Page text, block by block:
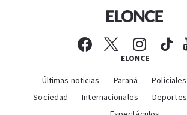
ELONCE
Últimas noticias Paraná Policiales
Sociedad
Internacionales Deportes